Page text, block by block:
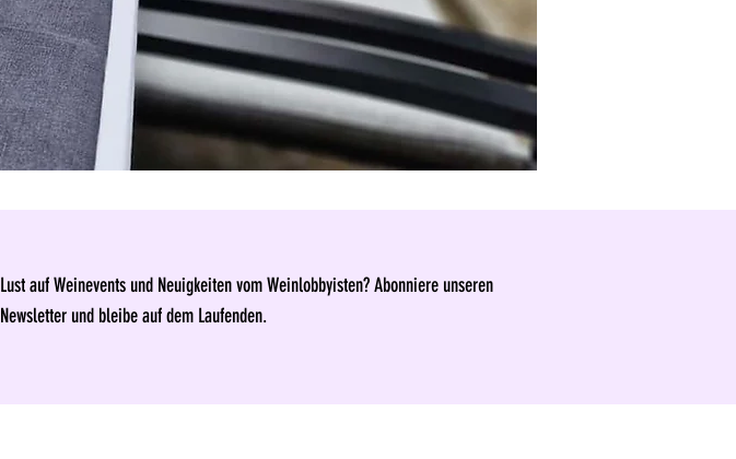
Lust auf Weinevents und Neuigkeiten vom Weinlobbyisten? Abonniere unseren
Newsletter und bleibe auf dem Laufenden.